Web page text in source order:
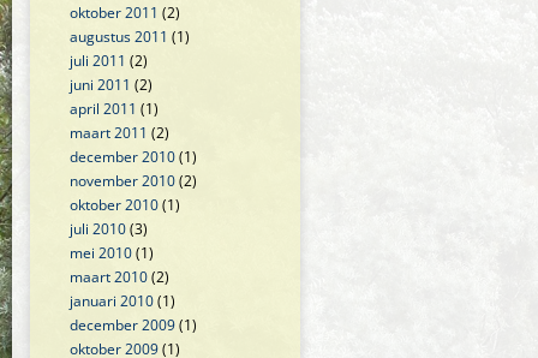
oktober 2011 (2)
augustus 2011 (1)
juli 2011 (2)
juni 2011 (2)
april 2011 (1)
maart 2011 (2)
december 2010(1)
november 2010(2)
oktober 2010(1)
juli 2010(3)
mei 2010(1)
maart 2010(2)
januari 2010(1)
december 2009(1)
oktober 2009(1)